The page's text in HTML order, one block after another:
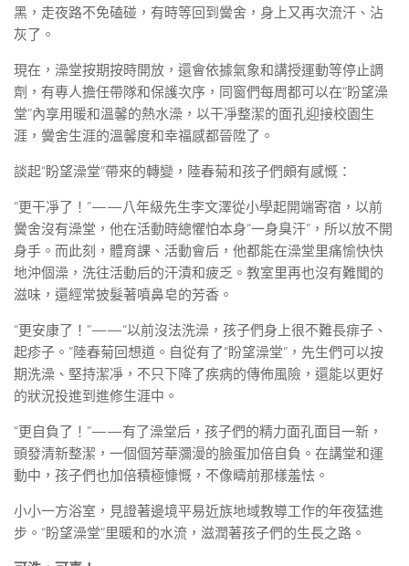
黑，走夜路不免磕碰，有時等回到黌舍，身上又再次流汗、沾
灰了。
現在，澡堂按期按時開放，還會依據氣象和講授運動等停止調
劑，有專人擔任帶隊和保護次序，同窗們每周都可以在“盼望澡
堂”內享用暖和溫馨的熱水澡，以干凈整潔的面孔迎接校園生
涯，黌舍生涯的溫馨度和幸福感都晉陞了。
談起“盼望澡堂”帶來的轉變，陸春菊和孩子們頗有感慨：
“更干凈了！”——八年級先生李文澤從小學起開端寄宿，以前
黌舍沒有澡堂，他在活動時總懼怕本身“一身臭汗”，所以放不開
身手。而此刻，體育課、活動會后，他都能在澡堂里痛愉快快
地沖個澡，洗往活動后的汗漬和疲乏。教室里再也沒有難聞的
滋味，還經常披髮著噴鼻皂的芳香。
“更安康了！”——“以前沒法洗澡，孩子們身上很不難長痱子、
起疹子。”陸春菊回想道。自從有了“盼望澡堂”，先生們可以按
期洗澡、堅持潔凈，不只下降了疾病的傳佈風險，還能以更好
的狀況投進到進修生涯中。
“更自負了！”——有了澡堂后，孩子們的精力面孔面目一新，
頭發清新整潔，一個個芳華瀰漫的臉蛋加倍自負。在講堂和運
動中，孩子們也加倍積極慷慨，不像疇前那樣羞怯。
小小一方浴室，見證著邊境平易近族地域教導工作的年夜猛進
步。“盼望澡堂”里暖和的水流，滋潤著孩子們的生長之路。